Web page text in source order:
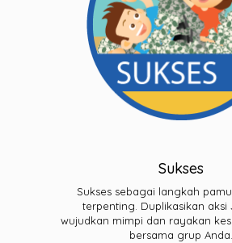
Sukses
Sukses sebagai langkah
terpenting. Duplikasikan aksi
wujudkan mimpi dan rayakan
bersama grup Anda.